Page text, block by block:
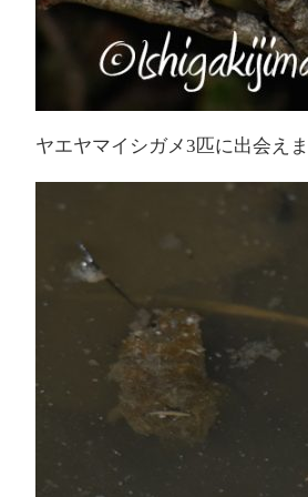
ヤエヤマイシガメ3匹に出会え